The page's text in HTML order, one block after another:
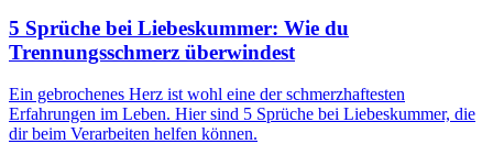
5 Sprüche bei Liebeskummer: Wie du
Trennungsschmerz überwindest
Ein gebrochenes Herz ist wohl eine der schmerzhaftesten
Erfahrungen im Leben. Hier sind 5 Sprüche bei Liebeskummer, die
dir beim Verarbeiten helfen können.